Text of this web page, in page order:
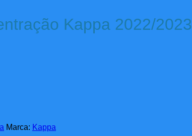
Kappa 2022/2023
Marca: Kappa